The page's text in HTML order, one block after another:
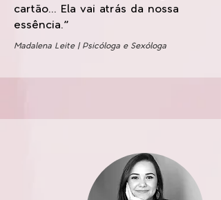
cartão... Ela vai atrás da nossa
essência.”
Madalena Leite | Psicóloga e Sexóloga